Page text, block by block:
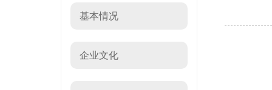
基本情况
企业文化